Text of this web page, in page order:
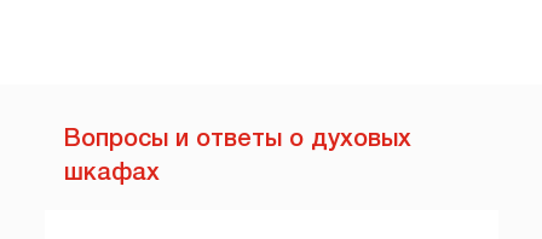
Вопросы и ответы о духовых
шкафах